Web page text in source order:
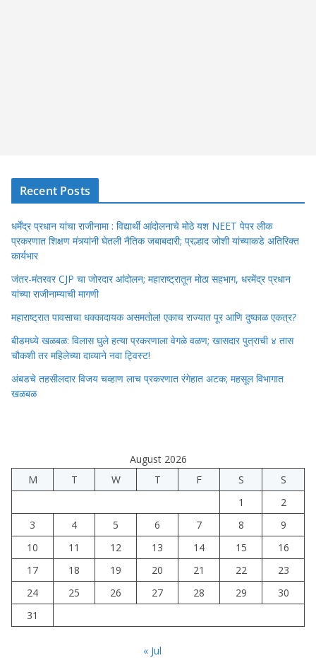
Recent Posts
धर्मेंद्र प्रधान यांचा राजीनामा : विद्यार्थी आंदोलनाचे मोठे यश NEET पेपर लीक
प्रकरणात शिक्षण मंत्र्यांनी घेतली नैतिक जबाबदारी; प्रल्हाद जोशी यांच्याकडे अतिरिक्त
कार्यभार
जंतर-मंतरवर CJP चा जोरदार आंदोलन; महाराष्ट्रातून मोठा सहभाग, धरमेंद्र प्रधान
यांच्या राजीनाम्याची मागणी
महाराष्ट्रात पावसाचा धक्कादायक असमतोल! एकाच राज्यात पूर आणि दुष्काळ एकत्र?
बीडमध्ये खळबळ: विलास घुले हत्या प्रकरणाला वेगळे वळण; खासदार पुत्राची ४ तास
चौकशी तर महिलेच्या दाव्याने नवा ट्विस्ट!
अंबडचे तहसीलदार विजय चव्हाण लाच प्रकरणात रंगेहात अटक; महसूल विभागात
खळबळ
August 2026
M
T W T F S
S
1
2
3
4 5 6 7 8
9
10
11 12 13 14 15
16
17
18 19 20 21 22
23
24
25 26 27 28 29
30
31
« Jul